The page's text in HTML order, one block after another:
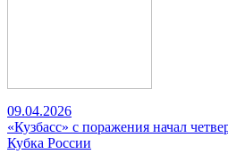
09.04.2026
«Кузбасс» с поражения начал
Кубка России